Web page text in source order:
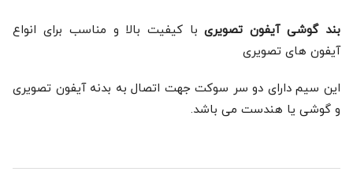
بند گوشی آیفون تصویریبا کیفیت بالا و مناسب برای انواع
آیفون های تصویری
این سیم دارای دو سر سوکت جهت اتصال به بدنه آیفون تصویری
و گوشی یا هندست می باشد.